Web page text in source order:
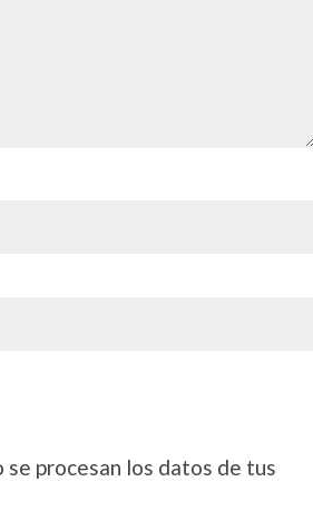
se procesan los datos de tus